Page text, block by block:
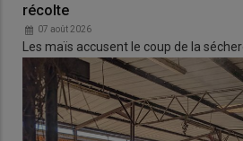
récolte
07 août 2026
Les maïs accusent le coup de la